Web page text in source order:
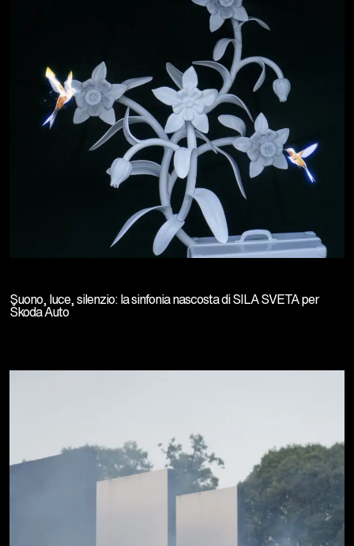
Suono, luce, silenzio: la sinfonia nascosta di SILA SVETA per
Škoda Auto